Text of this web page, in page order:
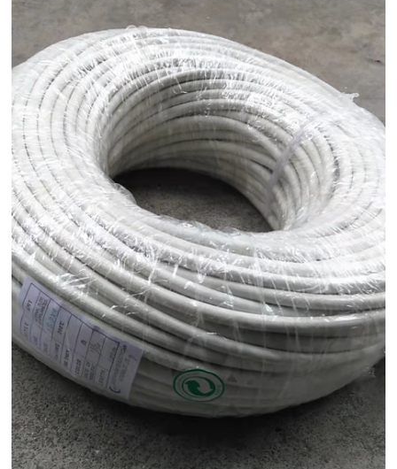
硅胶编织管的特点：
1、可以承受比较大的水流
消防车在生活中大家都看见过，消防车所使用的管子就需要能够承受
住巨大的水流冲击。如果使用一般的硅胶管，使用过程中就会导致硅